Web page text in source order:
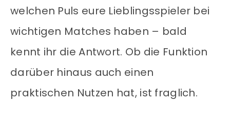
welchen Puls eure Lieblingsspieler bei
wichtigen Matches haben – bald
kennt ihr die Antwort. Ob die Funktion
darüber hinaus auch einen
praktischen Nutzen hat, ist fraglich.